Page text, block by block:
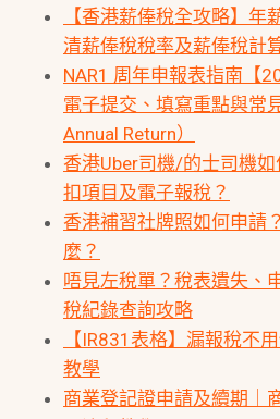
【香港薪俸稅全攻略】年
清薪俸稅稅率及薪俸稅計
NAR1 周年申報表指南【
電子提交、填寫重點與常
Annual Return）
香港Uber司機/的士司機
扣項目及電子報稅？
香港補習社牌照如何申請
麼？
唔見左稅單？稅表遺失、
稅紀錄查詢攻略
【IR831表格】漏報稅不
教學
商業登記證申請及續期｜